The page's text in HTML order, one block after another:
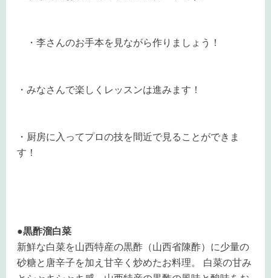
・李さんのお手本を見ながら作りましょう！
・みなさんで楽しくレッスンは進みます！
・厨房に入ってプロの技を間近で見ることができま
す！
●黒酢溜白菜
新鮮な白菜を山西特産の黒酢（山西省陳酢）に少量の
砂糖と唐辛子を加え甘辛く炒めたお料理。 白菜の甘み